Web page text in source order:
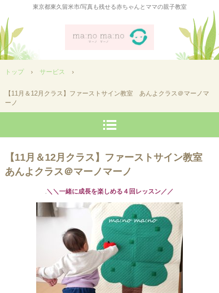
東京都東久留米市/写真も残せる赤ちゃんとママの親子教室
トップ › サービス ›
【11月＆12月クラス】ファーストサイン教室 あんよクラス＠マーノマ
ーノ
【11月＆12月クラス】ファーストサイン教室
あんよクラス＠マーノマーノ
＼＼一緒に成長を楽しめる４回レッスン／／